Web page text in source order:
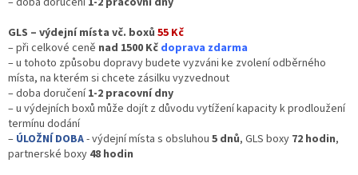
BARVY
ČÍSLA
NAŠE
SLUŽBY
PŮJČOVNA
Přihlášení
GLS – výdejní místa vč. boxů 55 Kč
– při celkové ceně nad 1500 Kč doprava zdarma
– u tohoto způsobu dopravy budete vyzváni ke zvolení odběrného
místa, na kterém si chcete zásilku vyzvednout
– doba doručení1-2 pracovní dny
– u výdejních boxů může dojít z důvodu vytížení kapacity k prodloužení
termínu dodání
– ÚLOŽNÍ DOBA- výdejní místa s obsluhou 5 dnů, GLS boxy 72 hodin,
partnerské boxy 48 hodin